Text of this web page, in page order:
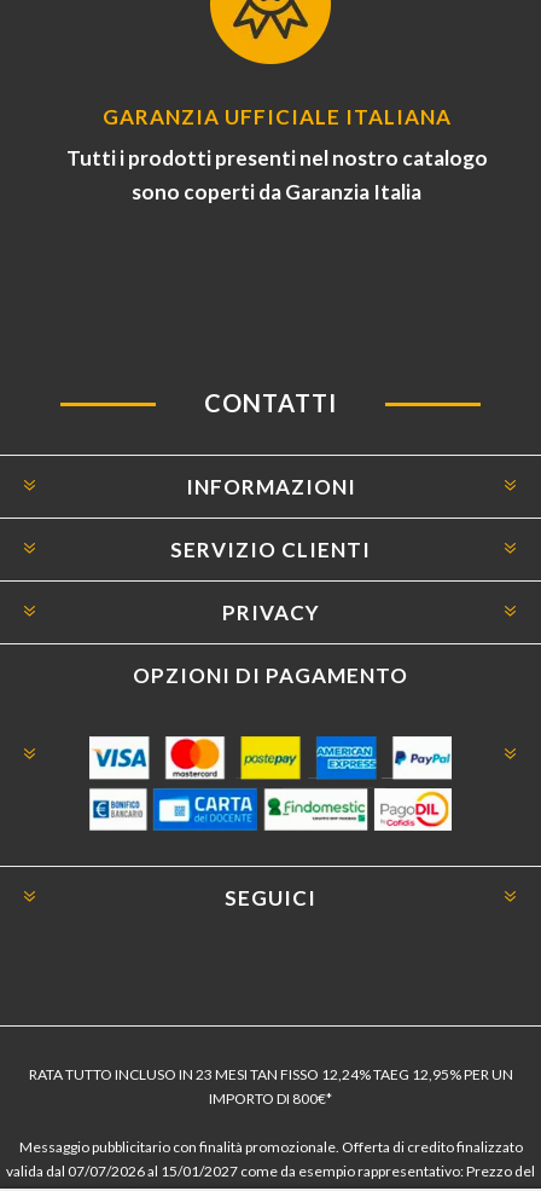
GARANZIA UFFICIALE ITALIANA
Tutti i prodotti presenti nel nostro catalogo
sono coperti da Garanzia Italia
CONTATTI
INFORMAZIONI
SERVIZIO CLIENTI
PRIVACY
OPZIONI DI PAGAMENTO
SEGUICI
RATA TUTTO INCLUSO IN 23 MESI TAN FISSO 12,24% TAEG 12,95% PER UN
IMPORTO DI 800€*
Messaggio pubblicitario con finalità promozionale. Offerta di credito finalizzato
valida dal 07/07/2026 al 15/01/2027 come da esempio rappresentativo: Prezzo del